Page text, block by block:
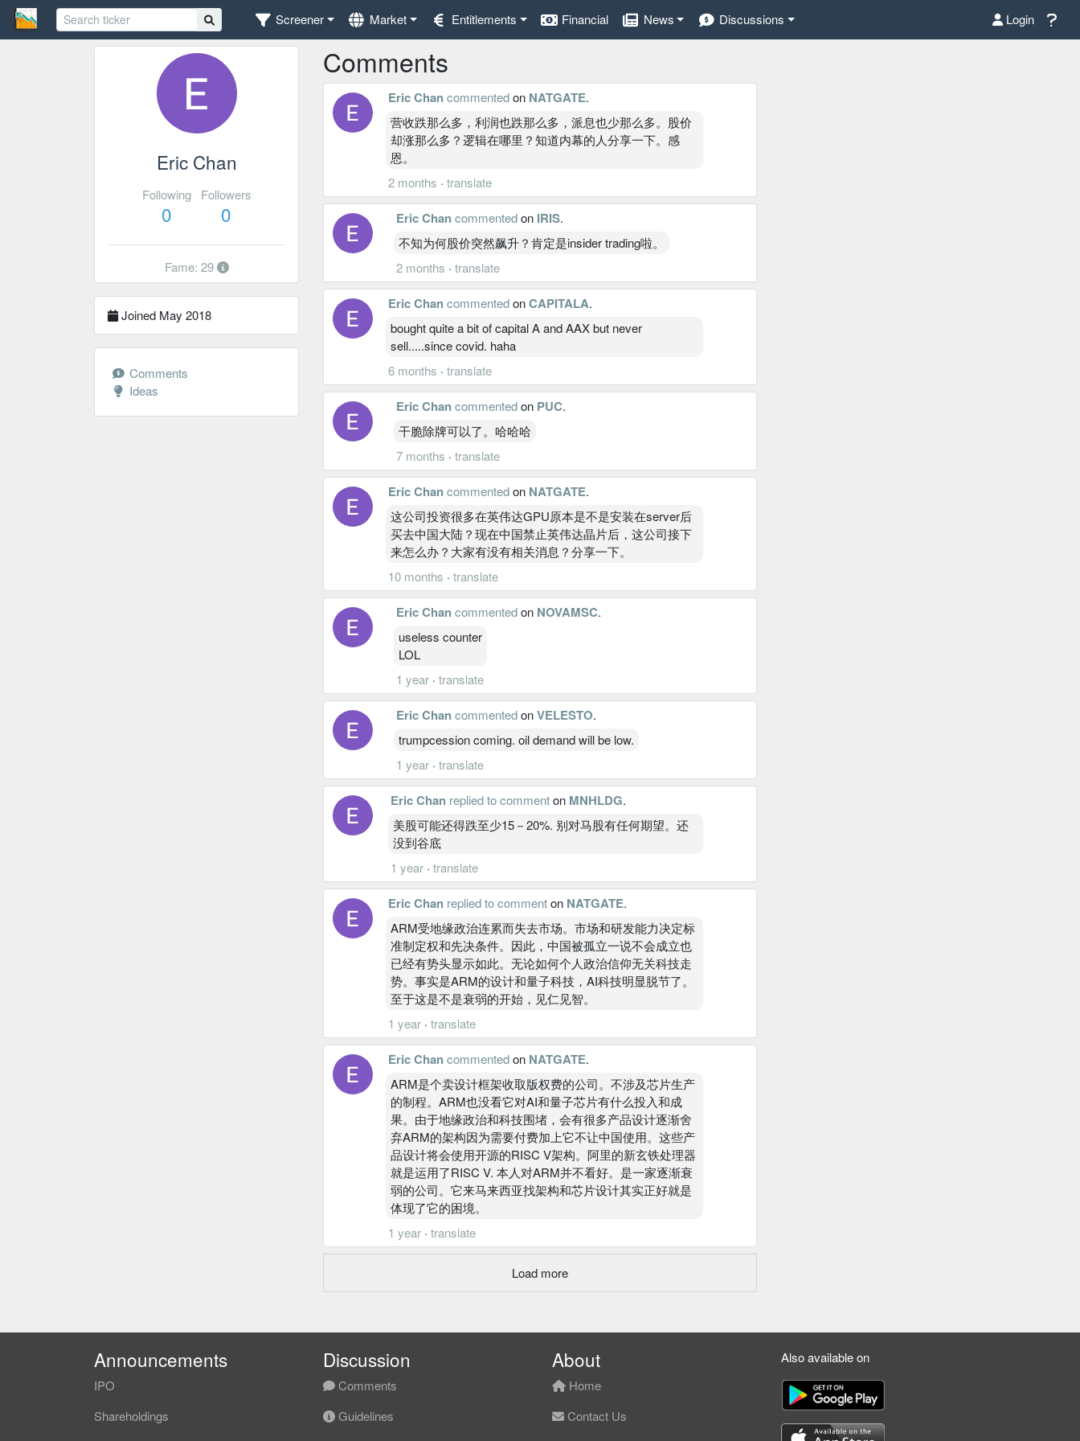
Screener Market Entitlements Financial News Discussions Login
Eric Chan
Following
0
Followers
0
Fame: 29
Joined May 2018
Comments
Ideas
Comments
Eric Chancommentedon NATGATE.
营收跌那么多，利润也跌那么多，派息也少那么多。股价
却涨那么多？逻辑在哪里？知道内幕的人分享一下。感
恩。
2 months · translate
Eric Chancommentedon IRIS.
不知为何股价突然飙升？肯定是insider trading啦。
2 months · translate
Eric ChancommentedonCAPITALA.
bought quite a bit of capital A and AAX but never
sell.....since covid. haha
6 months · translate
Eric Chancommentedon PUC.
干脆除牌可以了。哈哈哈
7 months · translate
Eric Chancommentedon NATGATE.
这公司投资很多在英伟达GPU原本是不是安装在server后
买去中国大陆？现在中国禁止英伟达晶片后，这公司接下
来怎么办？大家有没有相关消息？分享一下。
10 months · translate
Eric Chancommentedon NOVAMSC.
useless counter
LOL
1 year · translate
Eric ChancommentedonVELESTO.
trumpcession coming. oil demand will be low.
1 year · translate
Eric Chan replied to commenton MNHLDG.
美股可能还得跌至少15－20%. 别对马股有任何期望。还
没到谷底
1 year ·translate
Eric Chan replied to commenton NATGATE.
ARM受地缘政治连累而失去市场。市场和研发能力决定标
准制定权和先决条件。因此，中国被孤立一说不会成立也
已经有势头显示如此。无论如何个人政治信仰无关科技走
势。事实是ARM的设计和量子科技，AI科技明显脱节了。
至于这是不是衰弱的开始，见仁见智。
1 year · translate
Eric Chancommentedon NATGATE.
ARM是个卖设计框架收取版权费的公司。不涉及芯片生产
的制程。ARM也没看它对AI和量子芯片有什么投入和成
果。由于地缘政治和科技围堵，会有很多产品设计逐渐舍
弃ARM的架构因为需要付费加上它不让中国使用。这些产
品设计将会使用开源的RISC V架构。阿里的新玄铁处理器
就是运用了RISC V. 本人对ARM并不看好。是一家逐渐衰
弱的公司。它来马来西亚找架构和芯片设计其实正好就是
体现了它的困境。
1 year · translate
Load more
Announcements
IPO
Shareholdings
Discussion
Comments
Guidelines
About
Home
Contact Us
Also available on